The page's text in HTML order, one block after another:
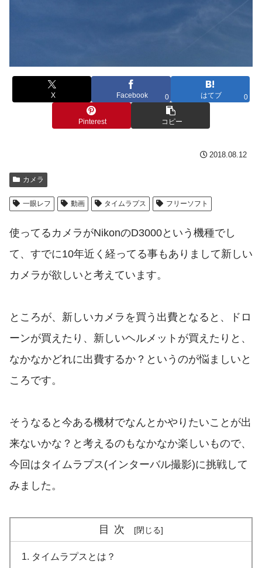
X Facebook 0 はてブ 0
Pinterest コピー
2018.08.12
カメラ
一眼レフ 動画 タイムラプス フリーソフト
使ってるカメラがNikonのD3000という機種でし
て、すでに10年近く経ってる事もありまして新しい
カメラが欲しいと考えています。
ところが、新しいカメラを買う出費となると、ドロ
ーンが買えたり、新しいヘルメットが買えたりと、
なかなかどれに出費するか？というのが悩ましいと
ころです。
そうなると今ある機材でなんとかやりたいことが出
来ないかな？と考えるのもなかなか楽しいもので、
今回はタイムラプス(インターバル撮影)に挑戦して
みました。
目次
タイムラプスとは？